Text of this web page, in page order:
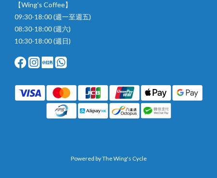
【Wing's Coffee】
09:30-18:00 (週一至週五)
08:30-18:00 (週六)
10:30-18:00 (週日)
Powered by The Wing's Cycle